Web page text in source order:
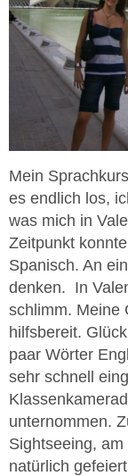
Mein
es endlich los,
was mich in
Zeitpunkt
Spanisch. An
denken. In
schlimm. Meine
hilfsbereit.
paar Wörter
sehr schnell
unternommen.
Sightseeing,
natürlich